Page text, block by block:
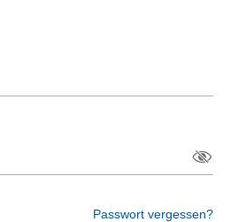
􀋯
Passwort vergessen?